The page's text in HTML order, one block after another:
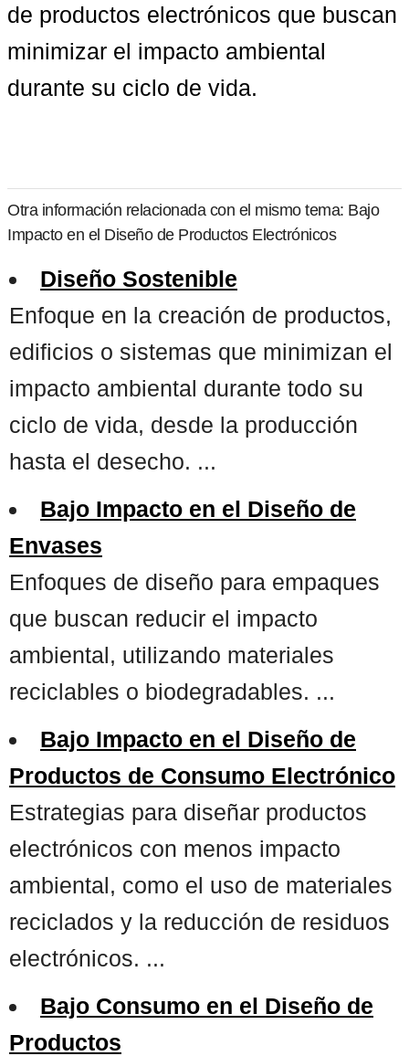
de productos electrónicos que buscan
minimizar el impacto ambiental
durante su ciclo de vida.
Otra información relacionada con el mismo tema: Bajo
Impacto en el Diseño de Productos Electrónicos
Diseño Sostenible
Enfoque en la creación de productos,
edificios o sistemas que minimizan el
impacto ambiental durante todo su
ciclo de vida, desde la producción
hasta el desecho. ...
Bajo Impacto en el Diseño de
Envases
Enfoques de diseño para empaques
que buscan reducir el impacto
ambiental, utilizando materiales
reciclables o biodegradables. ...
Bajo Impacto en el Diseño de
Productos de Consumo Electrónico
Estrategias para diseñar productos
electrónicos con menos impacto
ambiental, como el uso de materiales
reciclados y la reducción de residuos
electrónicos. ...
Bajo Consumo en el Diseño de
Productos